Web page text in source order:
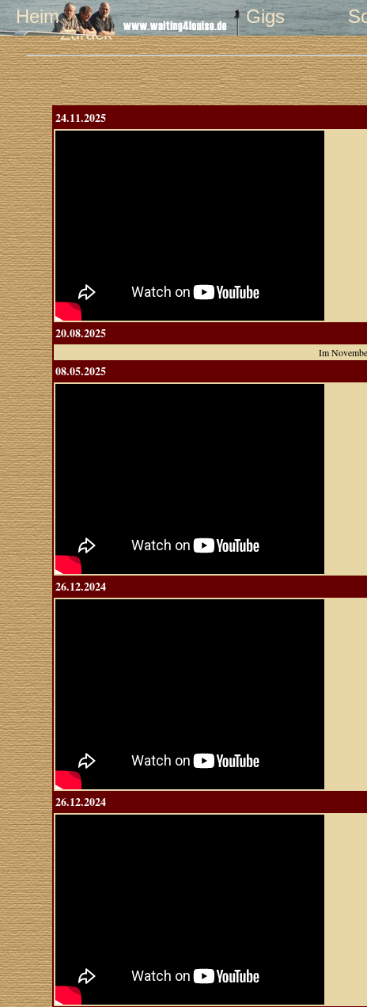
Heim Gigs
Zurück
24.11.2025
20.08.2025
Im
08.05.2025
26.12.2024
26.12.2024